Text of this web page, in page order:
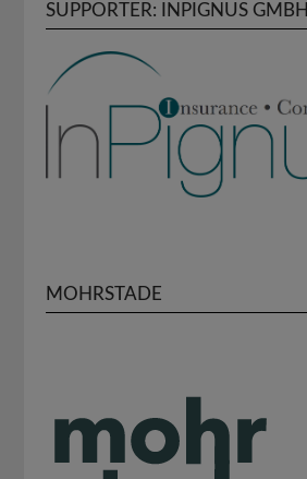
SUPPORTER: INPIGNUS GMBH
MOHRSTADE